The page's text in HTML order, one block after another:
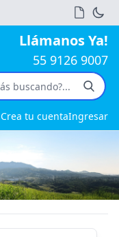
Llámanos Ya!
55 9126 9007
Crea tu cuentaIngresar